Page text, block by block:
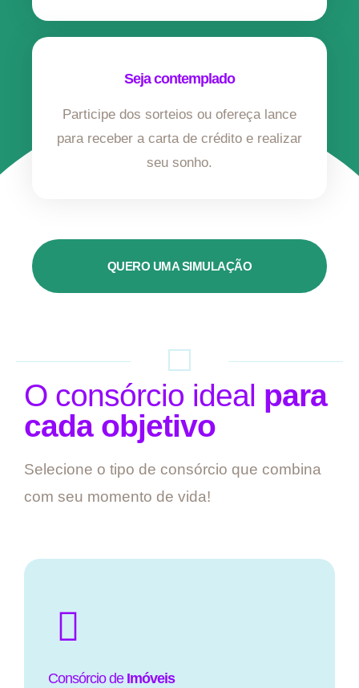
Seja contemplado
Participe dos sorteios ou ofereça lance
para receber a carta de crédito e realizar
seu sonho.
QUERO UMA SIMULAÇÃO
O consórcio ideal para
cada objetivo
Selecione o tipo de consórcio que combina
com seu momento de vida!
Consórcio de Imóveis